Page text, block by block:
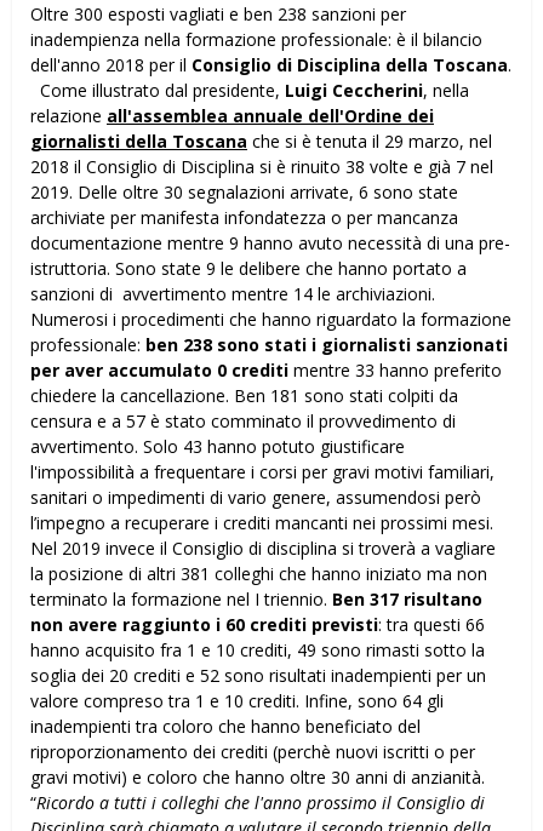
Oltre 300 esposti vagliati e ben 238 sanzioni per
inadempienza nella formazione professionale: è il bilancio
dell'anno 2018 per il Consiglio di Disciplina della Toscana.
Come illustrato dal presidente, Luigi Ceccherini, nella
relazione all'assemblea annuale dell'Ordine dei
giornalisti della Toscana che si è tenuta il 29 marzo, nel
2018 il Consiglio di Disciplina si è rinuito 38 volte e già 7 nel
2019. Delle oltre 30 segnalazioni arrivate, 6 sono state
archiviate per manifesta infondatezza o per mancanza
documentazione mentre 9 hanno avuto necessità di una pre-
istruttoria. Sono state 9 le delibere che hanno portato a
sanzioni di avvertimento mentre 14 le archiviazioni.
Numerosi i procedimenti che hanno riguardato la formazione
professionale: ben 238 sono stati i giornalisti sanzionati
per aver accumulato 0 crediti mentre 33 hanno preferito
chiedere la cancellazione. Ben 181 sono stati colpiti da
censura e a 57 è stato comminato il provvedimento di
avvertimento. Solo 43 hanno potuto giustificare
l'impossibilità a frequentare i corsi per gravi motivi familiari,
sanitari o impedimenti di vario genere, assumendosi però
l’impegno a recuperare i crediti mancanti nei prossimi mesi.
Nel 2019 invece il Consiglio di disciplina si troverà a vagliare
la posizione di altri 381 colleghi che hanno iniziato ma non
terminato la formazione nel I triennio. Ben 317 risultano
non avere raggiunto i 60 crediti previsti: tra questi 66
hanno acquisito fra 1 e 10 crediti, 49 sono rimasti sotto la
soglia dei 20 crediti e 52 sono risultati inadempienti per un
valore compreso tra 1 e 10 crediti. Infine, sono 64 gli
inadempienti tra coloro che hanno beneficiato del
riproporzionamento dei crediti (perchè nuovi iscritti o per
gravi motivi) e coloro che hanno oltre 30 anni di anzianità.
“Ricordo a tutti i colleghi che l'anno prossimo il Consiglio di